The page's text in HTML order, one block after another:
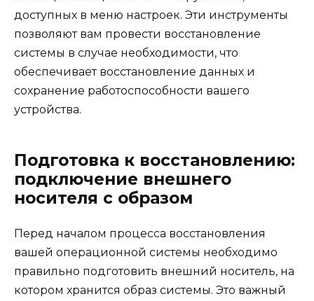
доступных в меню настроек. Эти инструменты
позволяют вам провести восстановление
системы в случае необходимости, что
обеспечивает восстановление данных и
сохранение работоспособности вашего
устройства.
Подготовка к восстановлению:
подключение внешнего
носителя с образом
Перед началом процесса восстановления
вашей операционной системы необходимо
правильно подготовить внешний носитель, на
котором хранится образ системы. Это важный